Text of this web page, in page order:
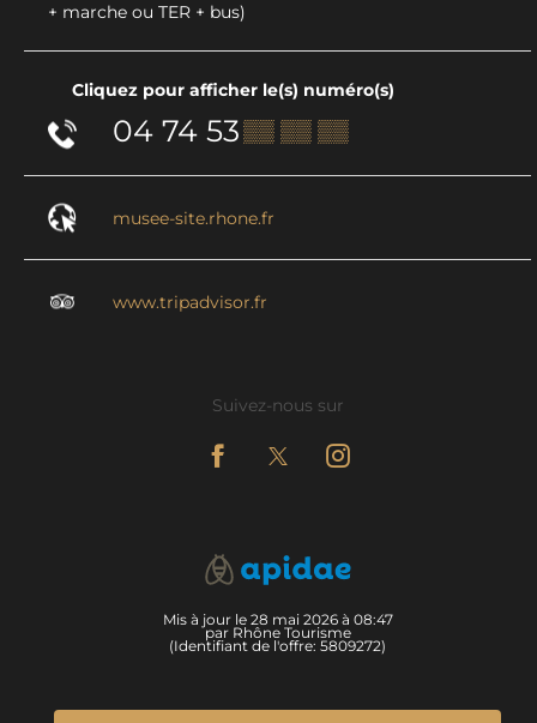
+ marche ou TER + bus)
Cliquez pour afficher le(s) numéro(s)
04 74 53▒▒ ▒▒ ▒▒
musee-site.rhone.fr
www.tripadvisor.fr
Suivez-nous sur
Mis à jour le 28 mai 2026 à 08:47
par Rhône Tourisme
(Identifiant de l'offre: 5809272)